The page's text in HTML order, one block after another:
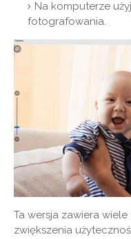
Na komputerze
fotografowania.
Ta wersja zawiera
zwiększenia